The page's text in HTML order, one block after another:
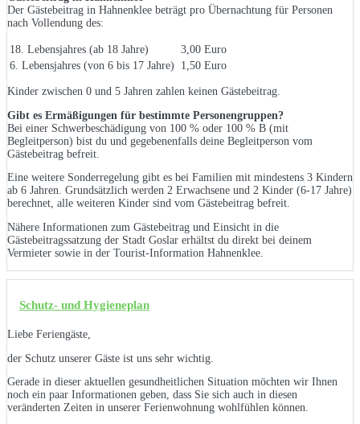
Der Gästebeitrag in Hahnenklee beträgt pro Übernachtung für Personen
nach Vollendung des:
18. Lebensjahres (ab 18 Jahre)
3,00 Euro
6. Lebensjahres (von 6 bis 17 Jahre)
1,50 Euro
Kinder zwischen 0 und 5 Jahren zahlen keinen Gästebeitrag.
Gibt es Ermäßigungen für bestimmte Personengruppen?
Bei einer Schwerbeschädigung von 100 % oder 100 % B (mit
Begleitperson) bist du und gegebenenfalls deine Begleitperson vom
Gästebeitrag befreit.
Eine weitere Sonderregelung gibt es bei Familien mit mindestens 3 Kindern
ab 6 Jahren. Grundsätzlich werden 2 Erwachsene und 2 Kinder (6-17 Jahre)
berechnet, alle weiteren Kinder sind vom Gästebeitrag befreit.
Nähere Informationen zum Gästebeitrag und Einsicht in die
Gästebeitragssatzung der Stadt Goslar erhältst du direkt bei deinem
Vermieter sowie in der Tourist-Information Hahnenklee.
Schutz- und Hygieneplan
Liebe Feriengäste,
der Schutz unserer Gäste ist uns sehr wichtig.
Gerade in dieser aktuellen gesundheitlichen Situation möchten wir Ihnen
noch ein paar Informationen geben, dass Sie sich auch in diesen
veränderten Zeiten in unserer Ferienwohnung wohlfühlen können.